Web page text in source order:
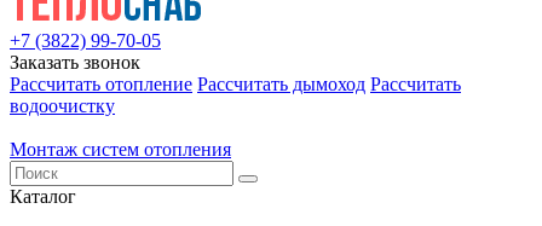
+7 (3822) 99-70-05
Заказать звонок
Рассчитать отопление Рассчитать дымоход Рассчитать
водоочистку
Монтаж систем отопления
Каталог